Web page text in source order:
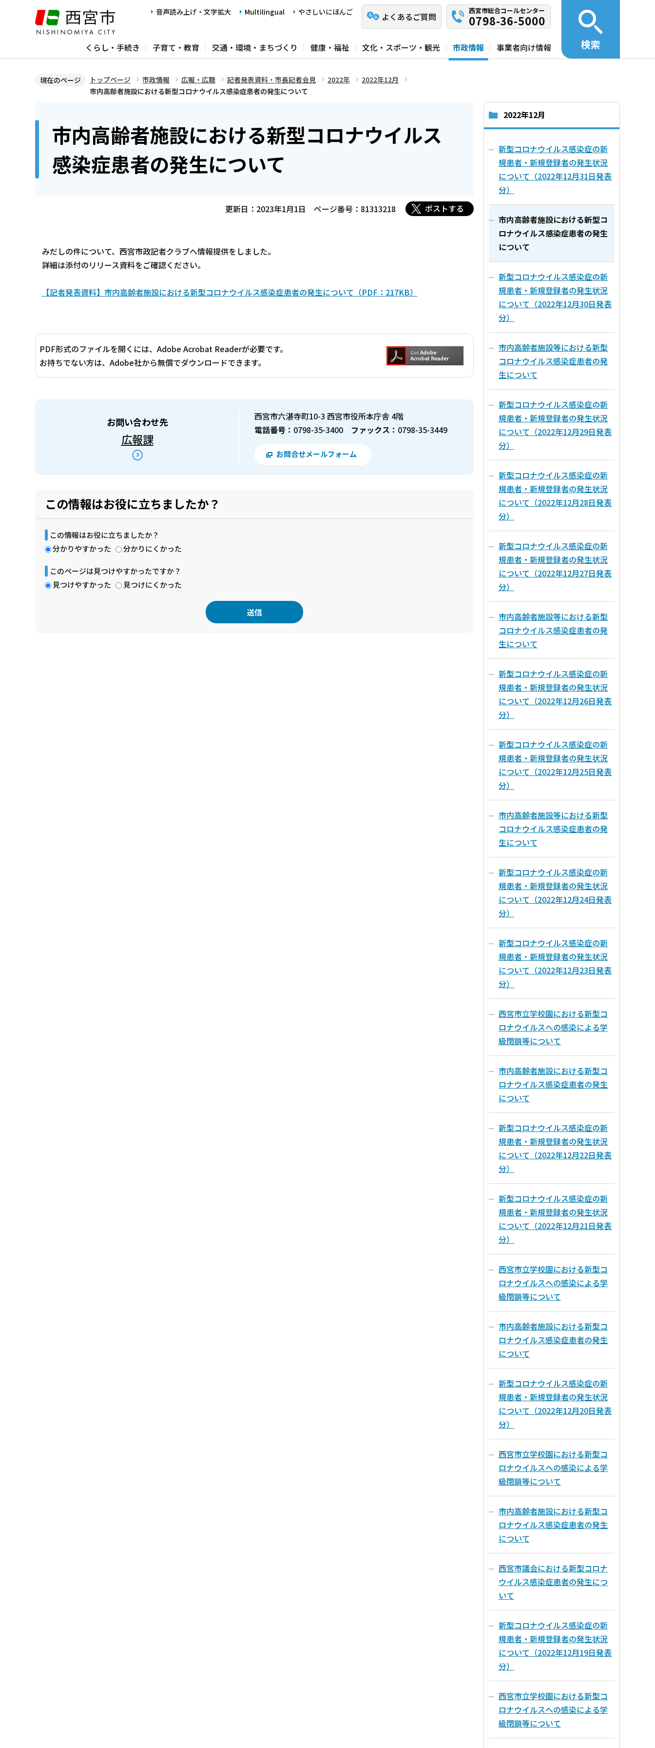
ジ
音声読み上げ・文字拡大 Multilingual やさしいにほんご よくあるご質問
西宮市総合コールセンター
0798-36-5000
くらし・手続き 子育て・教育 交通・環境・まちづくり 健康・福祉 文化・スポーツ・観光 市政情報 事業者向け情報 検索
現在のページ トップページ 市政情報 広報・広聴 記者発表資料・市長記者会見 2022年
2022年12月
市内高齢者施設における新型コロナウイルス感染症患者の発生について
市内高齢者施設における新型コロナウイルス
感染症患者の発生について
更新日：2023年1月1日 ページ番号：81313218 ポストする
みだしの件について、西宮市政記者クラブへ情報提供をしました。
詳細は添付のリリース資料をご確認ください。
【記者発表資料】市内高齢者施設における新型コロナウイルス感染症患者の発生について（PDF：217KB）
PDF形式のファイルを開くには、Adobe Acrobat Readerが必要です。
お持ちでない方は、Adobe社から無償でダウンロードできます。
お問い合わせ先
広報課
西宮市六湛寺町10-3 西宮市役所本庁舎 4階
電話番号： 0798-35-3400 ファックス： 0798-35-3449
お問合せメールフォーム
この情報はお役に立ちましたか？
この情報はお役に立ちましたか？
分かりやすかった
分かりにくかった
このページは見つけやすかったですか？
見つけやすかった
見つけにくかった
2022年12月
新型コロナウイルス感染症の新
規患者・新規登録者の発生状況
について（2022年12月31日発表
分）
市内高齢者施設における新型コ
ロナウイルス感染症患者の発生
について
新型コロナウイルス感染症の新
規患者・新規登録者の発生状況
について（2022年12月30日発表
分）
市内高齢者施設等における新型
コロナウイルス感染症患者の発
生について
新型コロナウイルス感染症の新
規患者・新規登録者の発生状況
について（2022年12月29日発表
分）
新型コロナウイルス感染症の新
規患者・新規登録者の発生状況
について（2022年12月28日発表
分）
新型コロナウイルス感染症の新
規患者・新規登録者の発生状況
について（2022年12月27日発表
分）
市内高齢者施設等における新型
コロナウイルス感染症患者の発
生について
新型コロナウイルス感染症の新
規患者・新規登録者の発生状況
について（2022年12月26日発表
分）
新型コロナウイルス感染症の新
規患者・新規登録者の発生状況
について（2022年12月25日発表
分）
市内高齢者施設等における新型
コロナウイルス感染症患者の発
生について
新型コロナウイルス感染症の新
規患者・新規登録者の発生状況
について（2022年12月24日発表
分）
新型コロナウイルス感染症の新
規患者・新規登録者の発生状況
について（2022年12月23日発表
分）
西宮市立学校園における新型コ
ロナウイルスへの感染による学
級閉鎖等について
市内高齢者施設における新型コ
ロナウイルス感染症患者の発生
について
新型コロナウイルス感染症の新
規患者・新規登録者の発生状況
について（2022年12月22日発表
分）
新型コロナウイルス感染症の新
規患者・新規登録者の発生状況
について（2022年12月21日発表
分）
西宮市立学校園における新型コ
ロナウイルスへの感染による学
級閉鎖等について
市内高齢者施設における新型コ
ロナウイルス感染症患者の発生
について
新型コロナウイルス感染症の新
規患者・新規登録者の発生状況
について（2022年12月20日発表
分）
西宮市立学校園における新型コ
ロナウイルスへの感染による学
級閉鎖等について
市内高齢者施設における新型コ
ロナウイルス感染症患者の発生
について
西宮市議会における新型コロナ
ウイルス感染症患者の発生につ
いて
新型コロナウイルス感染症の新
規患者・新規登録者の発生状況
について（2022年12月19日発表
分）
西宮市立学校園における新型コ
ロナウイルスへの感染による学
級閉鎖等について